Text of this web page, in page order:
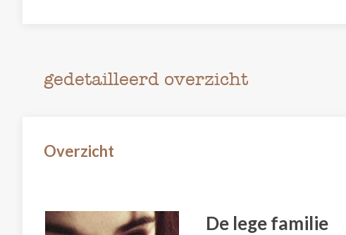
gedetailleerd overzicht
Overzicht
De lege familie